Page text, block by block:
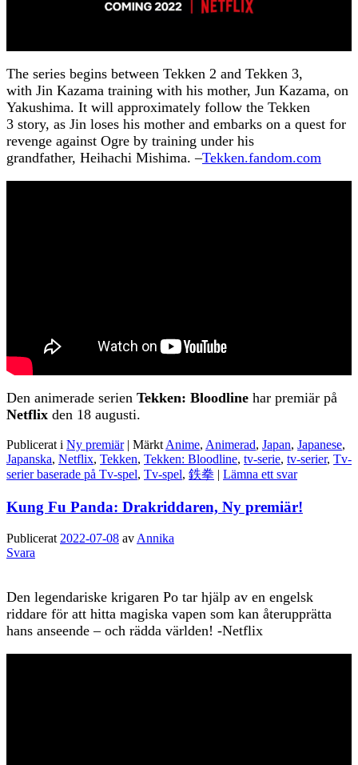
The series begins between Tekken 2 and Tekken 3,
with Jin Kazama training with his mother, Jun Kazama, on
Yakushima. It will approximately follow the Tekken
3 story, as Jin loses his mother and embarks on a quest for
revenge against Ogre by training under his
grandfather, Heihachi Mishima. –Tekken.fandom.com
Den animerade serien Tekken: Bloodline har premiär på
Netflix den 18 augusti.
Publicerat i Ny premiär | Märkt Anime, Animerad, Japan, Japanese,
Japanska, Netflix, Tekken, Tekken: Bloodline, tv-serie, tv-serier, Tv-
serier baserade på Tv-spel, Tv-spel, 鉄拳 | Lämna ett svar
Kung Fu Panda: Drakriddaren, Ny premiär!
Publicerat 2022-07-08 av Annika
Svara
Den legendariske krigaren Po tar hjälp av en engelsk
riddare för att hitta magiska vapen som kan återupprätta
hans anseende – och rädda världen! -Netflix